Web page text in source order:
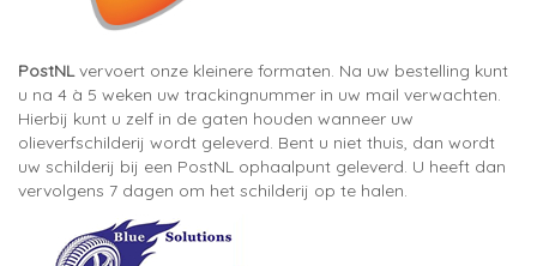
PostNLvervoert onze kleinere formaten. Na uw bestelling kunt
u na 4 à 5 weken uw trackingnummer in uw mail verwachten.
Hierbij kunt u zelf in de gaten houden wanneer uw
olieverfschilderij wordt geleverd. Bent u niet thuis, dan wordt
uw schilderij bij een PostNL ophaalpunt geleverd. U heeft dan
vervolgens 7 dagen om het schilderij op te halen.